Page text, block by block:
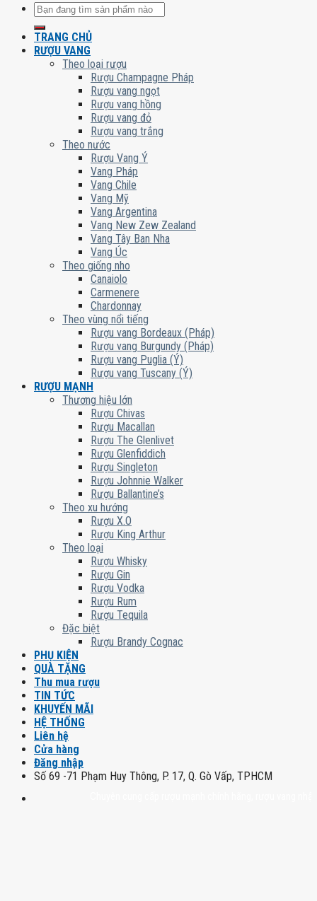
Tìm
kiếm:
TRANG CHỦ
RƯỢU VANG
Theo loại rượu
Rượu Champagne Pháp
Rượu vang ngọt
Rượu vang hồng
Rượu vang đỏ
Rượu vang trắng
Theo nước
Rượu Vang Ý
Vang Pháp
Vang Chile
Vang Mỹ
Vang Argentina
Vang New Zew Zealand
Vang Tây Ban Nha
Vang Úc
Theo giống nho
Canaiolo
Carmenere
Chardonnay
Theo vùng nổi tiếng
Rượu vang Bordeaux (Pháp)
Rượu vang Burgundy (Pháp)
Rượu vang Puglia (Ý)
Rượu vang Tuscany (Ý)
RƯỢU MẠNH
Thương hiệu lớn
Rượu Chivas
Rượu Macallan
Rượu The Glenlivet
Rượu Glenfiddich
Rượu Singleton
Rượu Johnnie Walker
Rượu Ballantine’s
Theo xu hướng
Rượu X.O
Rượu King Arthur
Theo loại
Rượu Whisky
Rượu Gin
Rượu Vodka
Rượu Rum
Rượu Tequila
Đặc biệt
Rượu Brandy Cognac
PHỤ KIỆN
QUÀ TẶNG
Thu mua rượu
TIN TỨC
KHUYẾN MÃI
HỆ THỐNG
Liên hệ
Cửa hàng
Đăng nhập
Số 69 -71 Phạm Huy Thông, P. 17, Q. Gò Vấp, TPHCM